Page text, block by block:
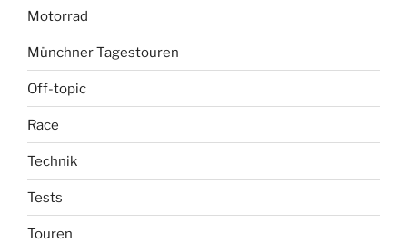
Motorrad
Münchner Tagestouren
Off-topic
Race
Technik
Tests
Touren